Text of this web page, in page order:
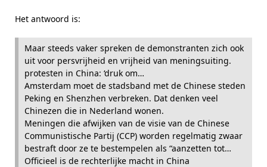
Het antwoord is:
Maar steeds vaker spreken de demonstranten zich ook
uit voor persvrijheid en vrijheid van meningsuiting.
protesten in China: ‘druk om…
Amsterdam moet de stadsband met de Chinese steden
Peking en Shenzhen verbreken. Dat denken veel
Chinezen die in Nederland wonen.
Meningen die afwijken van de visie van de Chinese
Communistische Partij (CCP) worden regelmatig zwaar
bestraft door ze te bestempelen als “aanzetten tot…
Officieel is de rechterlijke macht in China